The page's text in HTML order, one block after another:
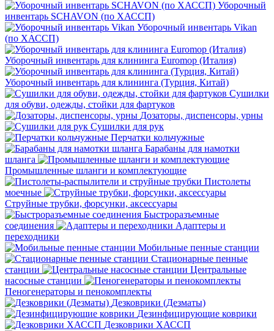
Уборочный
инвентарь SCHAVON (по ХАССП)
Уборочный инвентарь Vikan
(по ХАССП)
Уборочный инвентарь для клининга Euromop (Италия)
Уборочный инвентарь для клининга (Турция, Китай)
Сушилки
для обуви, одежды, стойки для фартуков
Дозаторы, диспенсоры, урны
Сушилки для рук
Перчатки кольчужные
Барабаны для намотки
шланга
Промышленные шланги и комплектующие
Пистолеты
моечные
Струйные трубки, форсунки, аксессуары
Быстроразъемные
соединения
Адаптеры и
переходники
Мобильные пенные станции
Стационарные пенные
станции
Центральные
насосные станции
Пеногенераторы и пенокомплекты
Дезковрики (Дезматы)
Дезинфицирующие коврики
Дезковрики ХАССП